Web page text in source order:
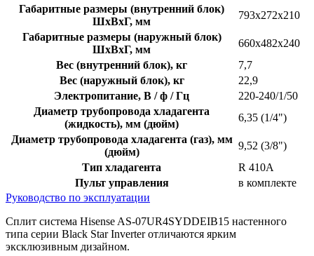
Габаритные размеры (внутренний блок)
ШхВхГ, мм
793x272x210
Габаритные размеры (наружный блок)
ШхВхГ, мм
660x482x240
Вес (внутренний блок), кг
7,7
Вес (наружный блок), кг
22,9
Электропитание, В / ф / Гц
220-240/1/50
Диаметр трубопровода хладагента
(жидкость), мм (дюйм)
6,35 (1/4")
Диаметр трубопровода хладагента (газ), мм
(дюйм)
9,52 (3/8")
Тип хладагента
R 410A
Пульт управления
в комплекте
Руководство по эксплуатации
Сплит система Hisense AS-07UR4SYDDEIB15 настенного
типа серии Black Star Inverter отличаются ярким
эксклюзивным дизайном.